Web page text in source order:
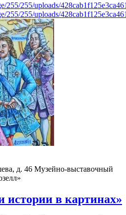
255/255/uploads/
255/255/uploads/
д. 46 Музейно-выставочный
истории в картинах»